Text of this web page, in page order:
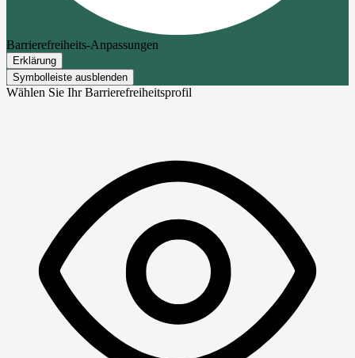
Barrierefreiheits-Anpassungen
Erklärung
Symbolleiste ausblenden
Wählen Sie Ihr Barrierefreiheitsprofil